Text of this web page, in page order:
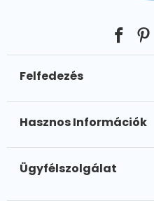
Felfedezés
Hasznos Információk
Ügyfélszolgálat